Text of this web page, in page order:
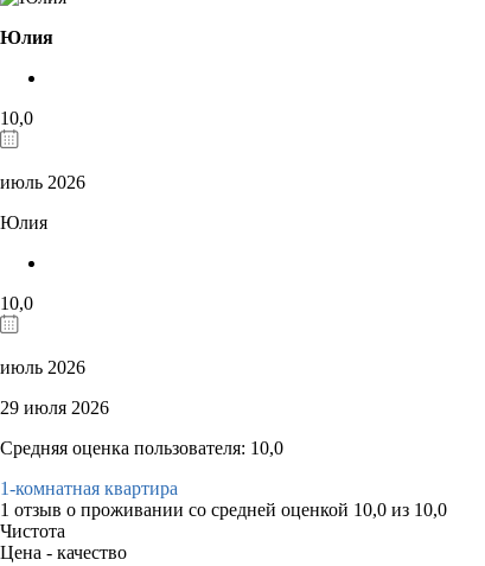
Юлия
10,0
июль 2026
Юлия
10,0
июль 2026
29 июля 2026
Средняя оценка пользователя: 10,0
1-комнатная квартира
1 отзыв о проживании со средней оценкой 10,0 из 10,0
Чистота
Цена - качество